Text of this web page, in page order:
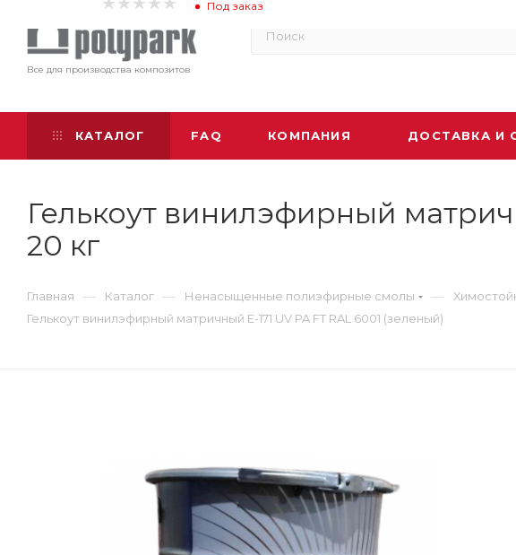
Все для производства композитов
КАТАЛОГ FAQ КОМПАНИЯ ДОСТАВКА И
Под заказ
Гелькоут винилэфирный
20 кг
Главная — Каталог — Ненасыщенные полиэфирные смолы —
Гелькоут винилэфирный матричный E-171 UV PA FT RAL 6001 (зеленый)